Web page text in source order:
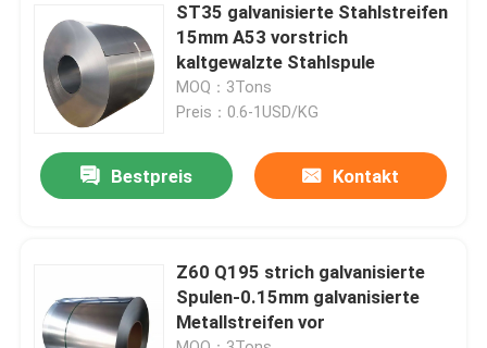
Qualitätskontrolle
Treten Sie mit uns in Verbindung
Fordern Sie ein Zitat
Aluminiumblatt-Platte
Edelstahlblech-Platte
ST35 galvanisierte Stahlstreifen
15mm A53 vorstrich
kaltgewalzte Stahlspule
MOQ：3Tons
Preis：0.6-1USD/KG
Bestpreis Kontakt
Z60 Q195 strich galvanisierte
Spulen-0.15mm galvanisierte
Metallstreifen vor